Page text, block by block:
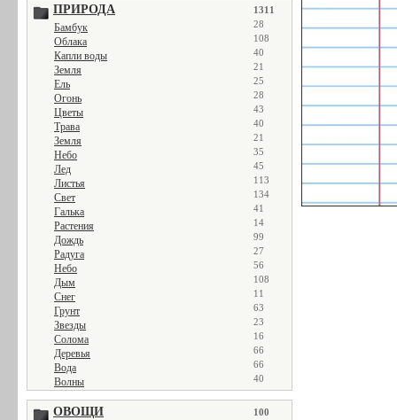
ПРИРОДА 1311
Бамбук 28
Облака 108
Капли воды 40
Земля 21
Ель 25
Огонь 28
Цветы 43
Трава 40
Земля 21
Небо 35
Лед 45
Листья 113
Свет 134
Галька 41
Растения 14
Дождь 99
Радуга 27
Небо 56
Дым 108
Снег 11
Грунт 63
Звезды 23
Солома 16
Деревья 66
Вода 66
Волны 40
ОВОЩИ 100